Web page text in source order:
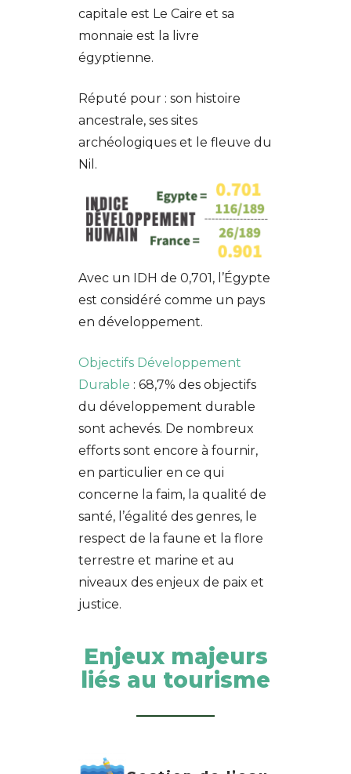
capitale est Le Caire et sa
monnaie est la livre
égyptienne.
Réputé pour : son histoire
ancestrale, ses sites
archéologiques et le fleuve du
Nil.
Avec un IDH de 0,701, l’Égypte
est considéré comme un pays
en développement.
Objectifs Développement
Durable : 68,7% des objectifs
du développement durable
sont achevés. De nombreux
efforts sont encore à fournir,
en particulier en ce qui
concerne la faim, la qualité de
santé, l’égalité des genres, le
respect de la faune et la flore
terrestre et marine et au
niveaux des enjeux de paix et
justice.
Enjeux majeurs
liés au tourisme